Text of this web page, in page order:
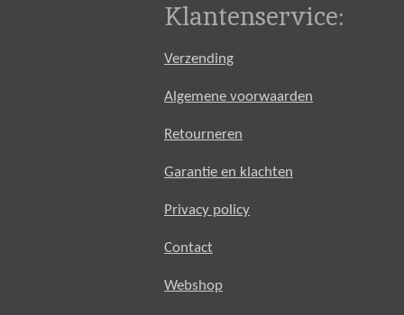
Klantenservice:
Verzending
Algemene voorwaarden
Retourneren
Garantie en klachten
Privacy policy
Contact
Webshop